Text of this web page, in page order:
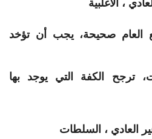
العام صحيحة، يجب أن تؤخد
ترجح الكفة التي يوجد بها